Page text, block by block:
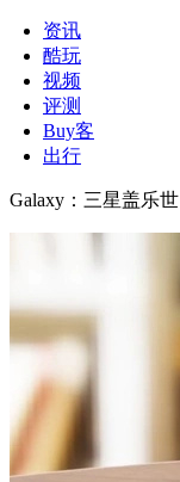
资讯
酷玩
视频
评测
Buy客
出行
Galaxy ： 三星盖乐世